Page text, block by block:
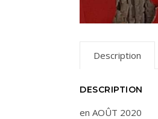
Description
DESCRIPTION
en AOÛT 2020